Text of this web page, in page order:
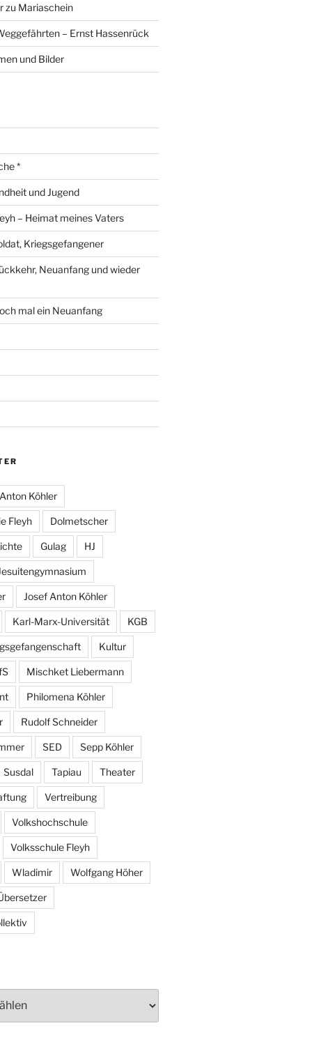
zu Mariaschein
– Ernst Hassenrück
und Bilder
*
und Jugend
– Heimat meines Vaters
Kriegsgefangener
Neuanfang und wieder
mal ein Neuanfang
Köhler
Fleyh Dolmetscher
Gulag HJ
Josef Anton Köhler
Karl-Marx-Universität KGB
Kultur
Mischket Liebermann
Philomena Köhler
Rudolf Schneider
SED Sepp Köhler
Susdal Tapiau Theater
Vertreibung
Volkshochschule
Volksschule Fleyh
Wladimir Wolfgang Höher